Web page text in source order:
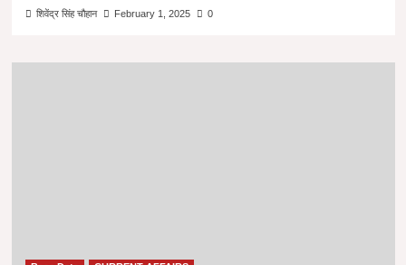
शिवेंद्र सिंह चौहान February 1, 2025 0